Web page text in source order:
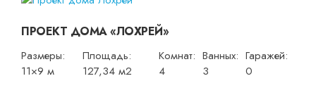
ПРОЕКТ ДОМА «ЛОХРЕЙ»
Размеры:
11×9 м
Площадь:
127,34 м2
Комнат:
4
Ванных:
3
Гаражей:
0